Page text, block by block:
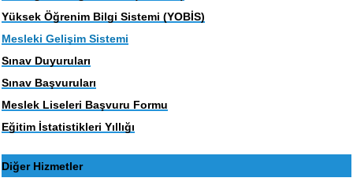
Yüksek Öğrenim Bilgi Sistemi (YOBİS)
Mesleki Gelişim Sistemi
Sınav Duyuruları
Sınav Başvuruları
Meslek Liseleri Başvuru Formu
Eğitim İstatistikleri Yıllığı
Diğer Hizmetler